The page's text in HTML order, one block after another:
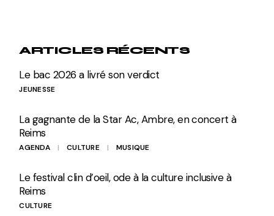
ARTICLES RÉCENTS
Le bac 2026 a livré son verdict
JEUNESSE
La gagnante de la Star Ac, Ambre, en concert à
Reims
AGENDA CULTURE MUSIQUE
Le festival clin d’oeil, ode à la culture inclusive à
Reims
CULTURE